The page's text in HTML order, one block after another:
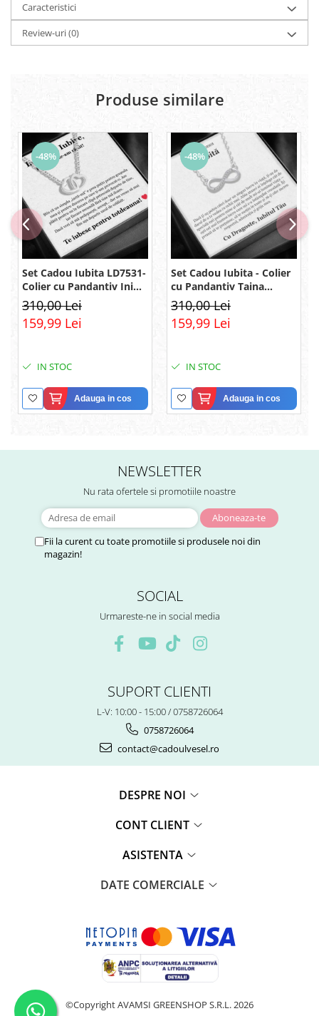
Caracteristici
Review-uri(0)
Produse similare
-48%
Set Cadou Iubita LD7531-
Colier cu Pandantiv Inimi
Pereche din Argint 925
placat cu rodiu, Cutie
Elegantă și Felicitare
310,00 Lei
159,99 Lei
IN STOC
Adauga in cos
-48%
Set Cadou Iubita - Colier
cu Pandantiv Taina
Infinitului din Argint 925
placat cu rodiu, Cutie
Elegantă și Mesaj
310,00 Lei
159,99 Lei
IN STOC
Adauga in cos
NEWSLETTER
Nu rata ofertele si promotiile noastre
Fii la curent cu toate promotiile si produsele noi din
magazin!
SOCIAL
Urmareste-ne in social media
SUPORT CLIENTI
L-V: 10:00 - 15:00 / 0758726064
0758726064
contact@cadoulvesel.ro
DESPRE NOI
CONT CLIENT
ASISTENTA
DATE COMERCIALE
©Copyright AVAMSI GREENSHOP S.R.L. 2026